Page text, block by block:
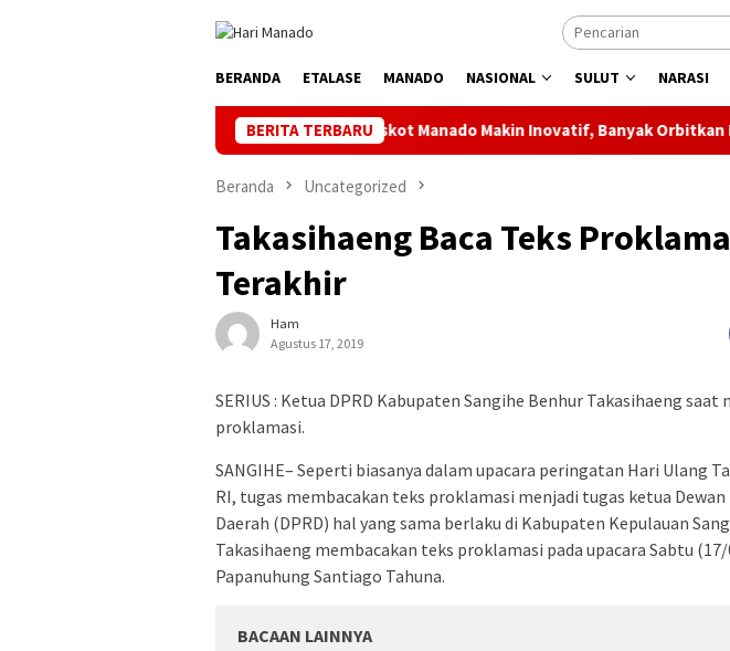
BERANDA ETALASE MANADO NASIONAL SULUT NARASI
BERITA TERBARU
BU FC ke 4 Kata Ketua Askot Manado Makin Inovatif, Banyak Orbitkan Bibit Unggul
Beranda Uncategorized
Takasihaeng Baca Teks
Terakhir
Ham
Agustus 17, 2019
SERIUS : Ketua DPRD Kabupaten Sangihe Benhur Takasihaeng saat
proklamasi.
SANGIHE– Seperti biasanya dalam upacara peringatan Hari Ulang
RI, tugas membacakan teks proklamasi menjadi tugas ketua
Daerah (DPRD) hal yang sama berlaku di Kabupaten Kepulauan
Takasihaeng membacakan teks proklamasi pada upacara Sabtu
Papanuhung Santiago Tahuna.
BACAAN LAINNYA